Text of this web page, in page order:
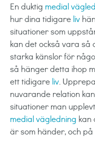
En duktig medial
hur dina tidigare liv
situationer som
kan det också vara
starka känslor för
så hänger detta ihop
ett tidigare liv.
nuvarande relation
situationer man
medial vägledning kan
är som händer, och